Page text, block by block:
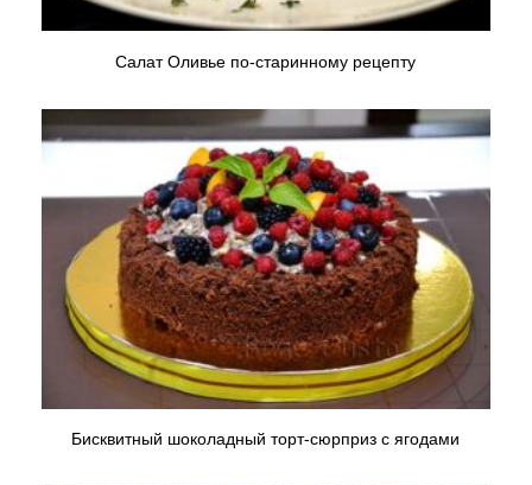
Салат Оливье по-старинному рецепту
Бисквитный шоколадный торт-сюрприз с ягодами